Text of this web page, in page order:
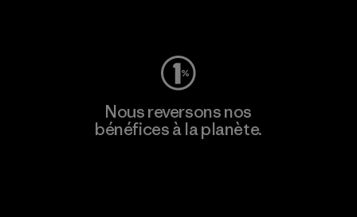
Nous reversons nos
bénéfices à la planète.